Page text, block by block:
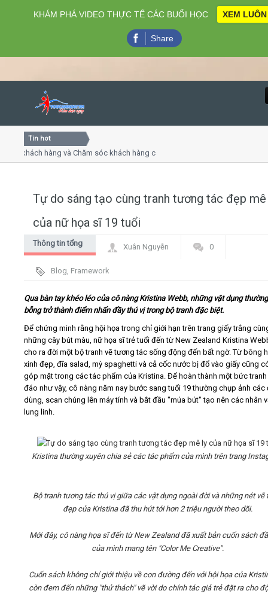
Close
Home
Video
Kiến thức
Liên hệ - Đăng ký
Tin hot
hàng và Chăm sóc khách hàng chuyên nghiệp
Tự do sáng tạo cùng tranh tương tác đẹp
của nữ họa sĩ 19 tuổi
Thông tin tổng
Xuân Nguyễn 0
Blog, Framework
Qua bàn tay khéo léo của cô nàng Kristina Webb, những vật dụng
bỗng trở thành điểm nhấn đầy thú vị trong bộ tranh đặc biệt.
Để chứng minh rằng hội họa trong chỉ giới hạn trên trang giấy trắng
những cây bút màu, nữ họa sĩ trẻ tuổi đến từ New Zealand Kristina
cho ra đời một bộ tranh vẽ tương tác sống động đến bất ngờ. Từ bông
xinh đẹp, đĩa salad, mỳ spaghetti và cả cốc nước bị đổ vào giấy cũng
góp mặt trong các tác phẩm của Kristina. Để hoàn thành một bức
đáo như vậy, cô nàng năm nay bước sang tuổi 19 thường chụp ảnh các
dùng, scan chúng lên máy tính và bắt đầu "múa bút" tạo nên các nhân
lung linh.
Kristina thường xuyên chia sẻ các tác phẩm của mình trên trang
Bộ tranh tương tác thú vị giữa các vật dụng ngoài đời và những nét vẽ
đẹp của Kristina đã thu hút tới hơn 2 triệu người theo dõi.
Mới đây, cô nàng họa sĩ đến từ New Zealand đã xuất bản cuốn sách
của mình mang tên "Color Me Creative".
Cuốn sách không chỉ giới thiệu về con đường đến với hội họa của
còn đem đến những "thử thách" vẽ vời do chính tác giả trẻ đặt ra cho
KHÁM PHÁ VIDEO THỰC TẾ CÁC BUỔI HỌC XEM LUÔN
Share